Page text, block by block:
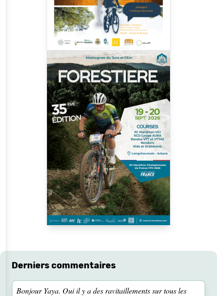
Derniers commentaires
Bonjour Yaya. Oui il y a des ravitaillements sur tous les